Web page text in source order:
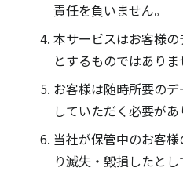
責任を負いません。
本サービスはお客様
とするものではありま
お客様は随時所要の
していただく必要があ
当社が保管中のお客
り滅失・毀損したと